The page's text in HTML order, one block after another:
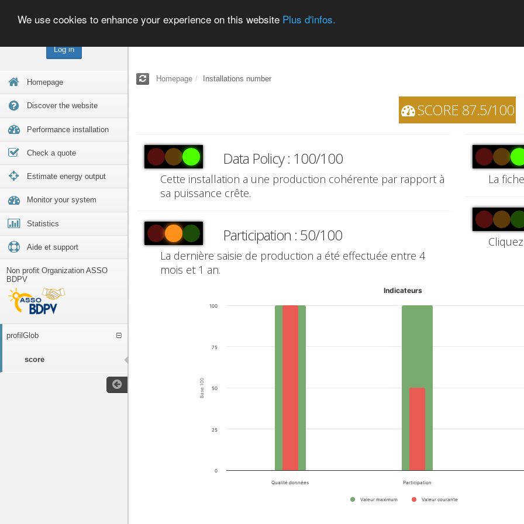
Log in
Homepage
Discover the website
Performance installation
Check a quote
Estimate energy output
Monitor your system
Statistics
Aide et support
Non profit Organization ASSO
BDPV
profilGlob
score
We use cookies to enhance your experience on this website Plus d'infos.
Homepage Installations number
SCORE 87.5/100
Data Policy : 100/100
Cette installation a une production cohérente par rapport à
sa puissance crête.
Participation : 50/100
La dernière saisie de production a été effectuée entre 4
mois et 1 an.
La
Base 100
Indicateurs
Valeur maximum Valeur courante
Qualité données Participation
0
25
50
75
100